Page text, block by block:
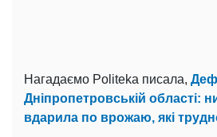
Нагадаємо Politeka писала,
Дніпропетровській області:
вдарила по врожаю, які